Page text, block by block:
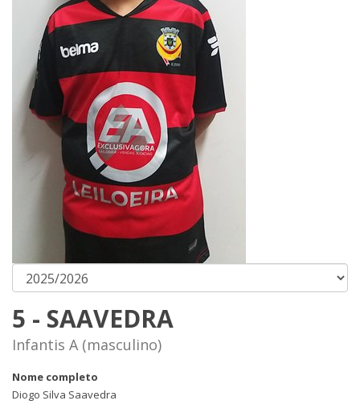
5 - SAAVEDRA
Infantis A (masculino)
Nome completo
Diogo Silva Saavedra